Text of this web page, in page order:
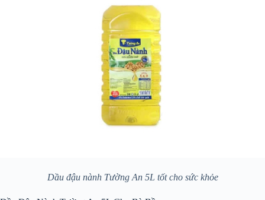
Dầu đậu nành Tường An 5L tốt cho sức khỏe